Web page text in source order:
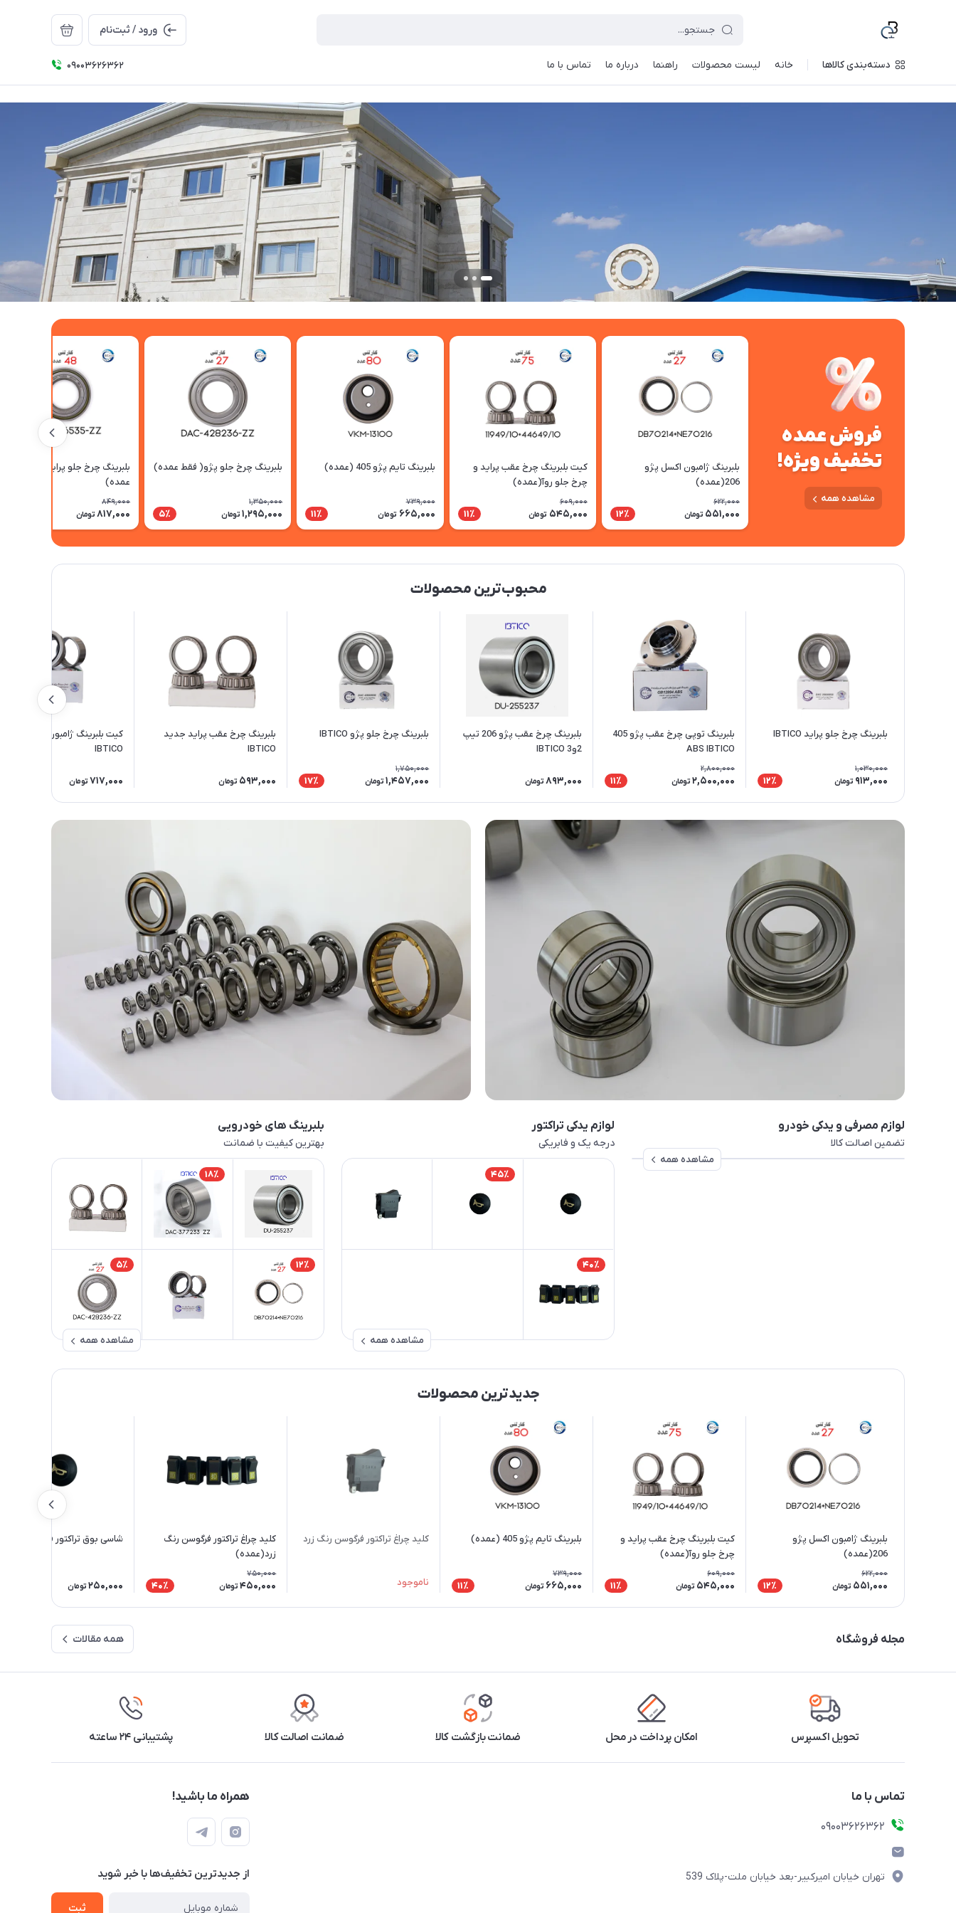
ورود / ثبت‌نام
دسته‌بندی کالاها خانه لیست محصولات راهنما درباره ما تماس با ما 09003626362
فروش عمده
تخفیف ویژه!
مشاهده همه
بلبرینگ ژامبون اکسل پژو
206(عمده)
622,000
551,000 تومان 12٪
کیت بلبرینگ چرخ عقب پراید و
چرخ جلو روآ(عمده)
609,000
545,000 تومان 11٪
بلبرینگ تایم پژو 405 (عمده)
739,000
665,000 تومان 11٪
بلبرینگ چرخ جلو پژو( فقط عمده)
1,350,000
1,295,000 تومان 5٪
بلبرینگ چرخ جلو پراید(فقط
عمده)
849,000
817,000 تومان
محبوب‌ترین محصولات
بلبرینگ چرخ جلو پراید IBTICO
1,030,000
913,000 تومان 12٪
بلبرینگ توپی چرخ عقب پژو 405
ABS IBTICO
2,800,000
2,500,000 تومان 11٪
بلبرینگ چرخ عقب پژو 206 تیپ
2و3 IBTICO
893,000 تومان
بلبرینگ چرخ جلو پژو IBTICO
1,750,000
1,457,000 تومان 17٪
بلبرینگ چرخ عقب پراید جدید
IBTICO
593,000 تومان
IBTICO
717,000 تومان
لوازم مصرفی و یدکی خودرو
تضمین اصالت کالا
مشاهده همه
لوازم یدکی تراکتور
درجه یک و فابریکی
45٪
40٪
مشاهده همه
بلبرینگ های خودرویی
بهترین کیفیت با ضمانت
18٪
12٪ 5٪
مشاهده همه
جدیدترین محصولات
بلبرینگ ژامبون اکسل پژو
206(عمده)
622,000
551,000 تومان 12٪
کیت بلبرینگ چرخ عقب پراید و
چرخ جلو روآ(عمده)
609,000
545,000 تومان 11٪
بلبرینگ تایم پژو 405 (عمده)
739,000
665,000 تومان 11٪
کلید چراغ تراکتور فرگوسن رنگ زرد
ناموجود
کلید چراغ تراکتور فرگوسن رنگ
زرد(عمده)
750,000
450,000 تومان 40٪
شاسی بوق تراکتور فرگوسن 399
250,000 تومان
مجله فروشگاه همه مقالات
تحویل اکسپرس امکان پرداخت در محل ضمانت بازگشت کالا ضمانت اصالت کالا پشتیبانی ۲۴ ساعته
تماس با ما
09003626362
تهران خیابان امیرکبیر-بعد خیابان ملت-پلاک 539
همراه ما باشید!
از جدید‌ترین تخفیف‌ها با‌ خبر شوید
ثبت